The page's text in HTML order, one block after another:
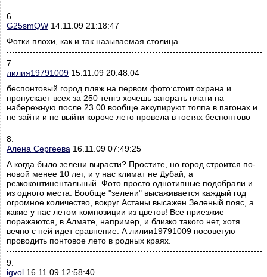
6.
G25smQW 14.11.09 21:18:47
Фотки плохи, как и так называемая столица
7.
лилия19791009 15.11.09 20:48:04
беспонтовый город пляж на первом фото:стоит охрана и
пропускает всех за 250 тенгэ хочешь загорать плати на
набережную после 23.00 вообще аккупируют толпа в пагонах и
не зайти и не выйти короче лето провела в гостях беспонтово
8.
Алена Сергеева 16.11.09 07:49:25
А когда было зелени вырасти? Простите, но город строится по-
новой менее 10 лет, и у нас климат не Дубай, а
резкоконтинентальный. Фото просто однотипные подобрали и
из одного места. Вообще "зелени" высаживается каждый год
огромное количество, вокруг Астаны высажен Зеленый пояс, а
какие у нас летом композиции из цветов! Все приезжие
поражаются, в Алмате, например, и близко такого нет, хотя
вечно с ней идет сравнение. А лилии19791009 посоветую
проводить понтовое лето в родных краях.
9.
igvol 16.11.09 12:58:40